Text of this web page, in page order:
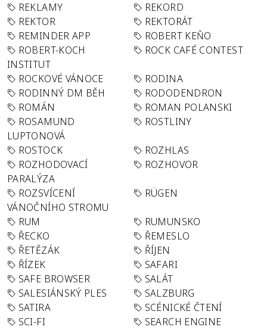
REKLAMY
REKORD
REKTOR
REKTORÁT
REMINDER APP
ROBERT KEŇO
ROBERT-KOCH
INSTITUT
ROCK CAFÉ CONTEST
ROCKOVÉ VÁNOCE
RODINA
RODINNÝ DM BĚH
RODODENDRON
ROMÁN
ROMAN POLANSKI
ROSAMUND
LUPTONOVÁ
ROSTLINY
ROSTOCK
ROZHLAS
ROZHODOVACÍ
PARALÝZA
ROZHOVOR
ROZSVÍCENÍ
VÁNOČNÍHO STROMU
RÜGEN
RUM
RUMUNSKO
ŘECKO
ŘEMESLO
ŘETĚZÁK
ŘÍJEN
ŘÍZEK
SAFARI
SAFE BROWSER
SALÁT
SALESIÁNSKÝ PLES
SALZBURG
SATIRA
SCÉNICKÉ ČTENÍ
SCI-FI
SEARCH ENGINE